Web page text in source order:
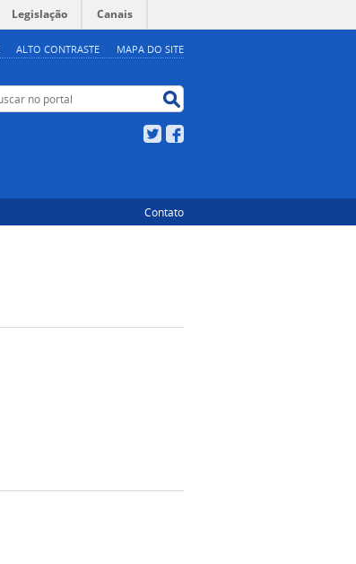
ALTO CONTRASTE MAPA DO SITE
Legislação Canais
no portal
Twitter
Contato